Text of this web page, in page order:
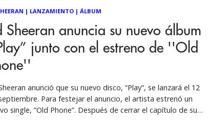
| LANZAMIENTO| ÁLBUM
Sheeran anuncia su nuevo álbum
junto con el estreno de ''Old
anunció que su nuevo disco, “Play”, se lanzará el 12
Para festejar el anuncio, el artista estrenó un
single, “Old Phone”. Después de cerrar el capítulo de su